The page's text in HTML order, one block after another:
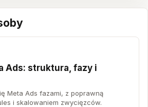
Ads: struktura, fazy i
Meta Ads fazami, z poprawną
i skalowaniem zwycięzców.